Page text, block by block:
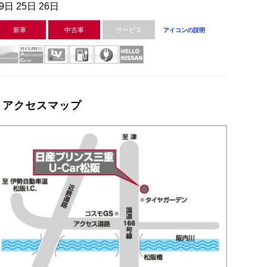
日 25日 26日
新車 中古車 サービス アイコンの説明
アクセスマップ